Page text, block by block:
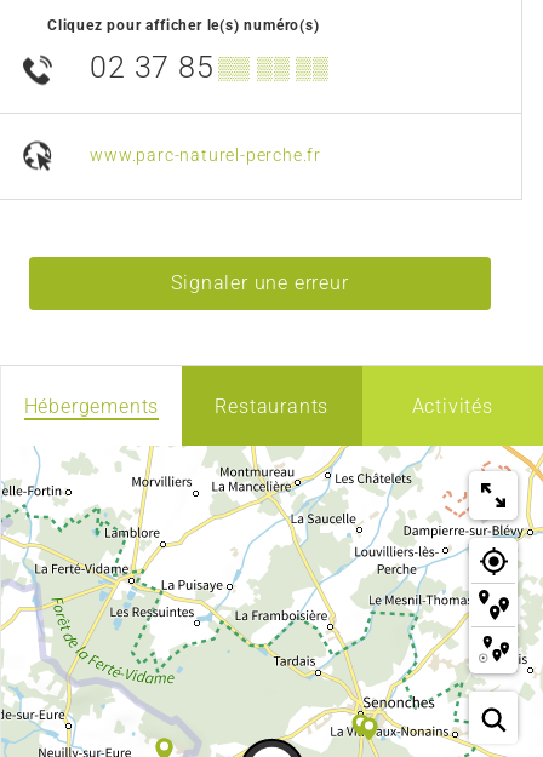
Cliquez pour afficher le(s) numéro(s)
02 37 85 ▒▒ ▒▒ ▒▒
www.parc-naturel-perche.fr
Signaler une erreur
Hébergements Restaurants Activités